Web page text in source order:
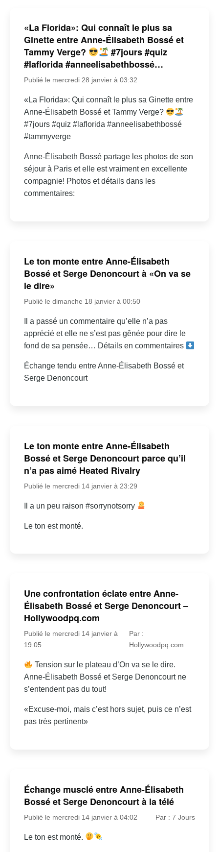
«La Florida»: Qui connaît le plus sa
Ginette entre Anne-Élisabeth Bossé et
Tammy Verge?
#7jours #quiz
#laflorida #anneelisabethbossé…
Publié le mercredi 28 janvier à 03:32
«La Florida»: Qui connaît le plus sa Ginette entre
Anne-Élisabeth Bossé et Tammy Verge?
#7jours #quiz #laflorida #anneelisabethbossé
#tammyverge
Anne-Élisabeth Bossé partage les photos de son
séjour à Paris et elle est vraiment en excellente
compagnie! Photos et détails dans les
commentaires:
Le ton monte entre Anne-Élisabeth
Bossé et Serge Denoncourt à «On va se
le dire»
Publié le dimanche 18 janvier à 00:50
Il a passé un commentaire qu’elle n’a pas
apprécié et elle ne s’est pas gênée pour dire le
fond de sa pensée… Détails en commentaires
Échange tendu entre Anne-Élisabeth Bossé et
Serge Denoncourt
Le ton monte entre Anne-Élisabeth
Bossé et Serge Denoncourt parce qu’il
n’a pas aimé Heated Rivalry
Publié le mercredi 14 janvier à 23:29
Il a un peu raison #sorrynotsorry
Le ton est monté.
Une confrontation éclate entre Anne-
Élisabeth Bossé et Serge Denoncourt –
Hollywoodpq.com
Publié le mercredi 14 janvier à
19:05
Par :
Hollywoodpq.com
Tension sur le plateau d’On va se le dire.
Anne-Élisabeth Bossé et Serge Denoncourt ne
s’entendent pas du tout!
«Excuse-moi, mais c’est hors sujet, puis ce n’est
pas très pertinent»
Échange musclé entre Anne-Élisabeth
Bossé et Serge Denoncourt à la télé
Publié le mercredi 14 janvier à 04:02 Par : 7 Jours
Le ton est monté.